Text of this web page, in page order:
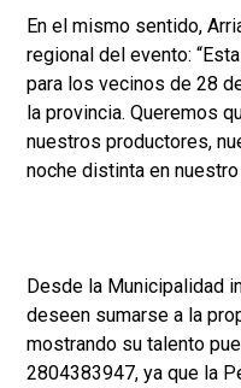
En el mismo sentido,
regional del evento:
para los vecinos de 28
la provincia. Queremos
nuestros productores,
noche distinta en
Desde la Municipalidad
deseen sumarse a la
mostrando su talento
2804383947, ya que la